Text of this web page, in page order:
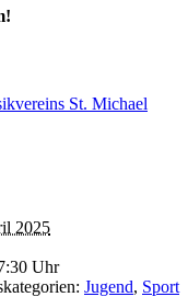
St. Michael
2025
Uhr
Jugend, Sport